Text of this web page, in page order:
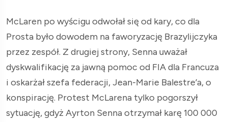
McLaren po wyścigu odwołał się od kary, co dla
Prosta było dowodem na faworyzację Brazylijczyka
przez zespół. Z drugiej strony, Senna uważał
dyskwalifikację za jawną pomoc od FIA dla Francuza
i oskarżał szefa federacji, Jean-Marie Balestre’a, o
konspirację. Protest McLarena tylko pogorszył
sytuację, gdyż Ayrton Senna otrzymał karę 100 000